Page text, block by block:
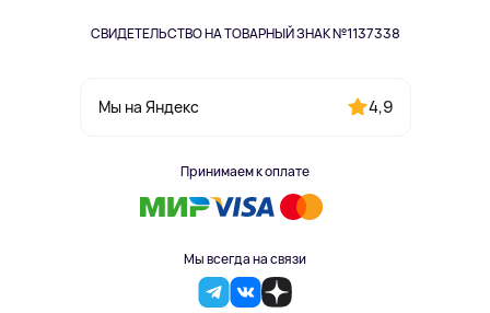
СВИДЕТЕЛЬСТВО НА ТОВАРНЫЙ ЗНАК №1137338
Мы на Яндекс 4,9
Принимаем к оплате
Мы всегда на связи